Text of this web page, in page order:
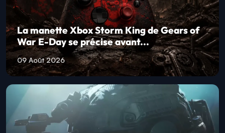
La manette Xbox Storm King de Gears of
War E-Day se précise avant...
09 Août 2026